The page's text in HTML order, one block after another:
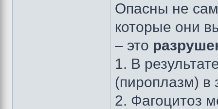
Опасны не
которые они
– это
1. В
(пироплазм) в
2. Фагоцитоз